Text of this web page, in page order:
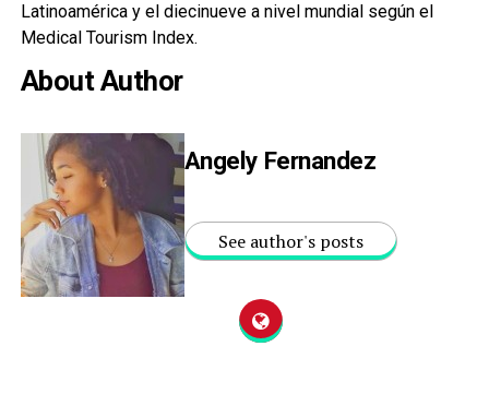
Latinoamérica y el diecinueve a nivel mundial según el
Medical Tourism Index.
About Author
Angely Fernandez
See author's posts